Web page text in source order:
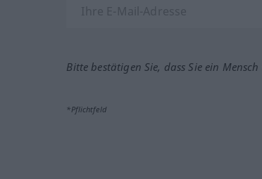
Bitte bestätigen Sie, dass Sie ein
*Pflichtfeld